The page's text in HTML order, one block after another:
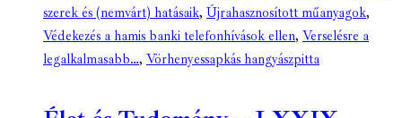
szerek és (nemvárt) hatásaik, Újrahasznosított műanyagok,
Védekezés a hamis banki telefonhívások ellen, Verselésre a
legalkalmasabb…, Vörhenyessapkás hangyászpitta